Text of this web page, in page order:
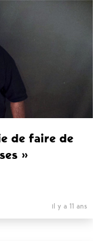
de faire de
»
il y a 11 ans